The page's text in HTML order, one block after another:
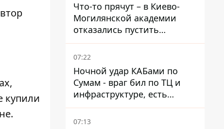
купили
Что-то прячут – в Киево-
Могилянской академии
отказались пустить
комиссию по охране
памятников на территорию
07:22
Ночной удар КАБами по
Сумам - враг бил по ТЦ и
инфраструктуре, есть
ранены
07:13